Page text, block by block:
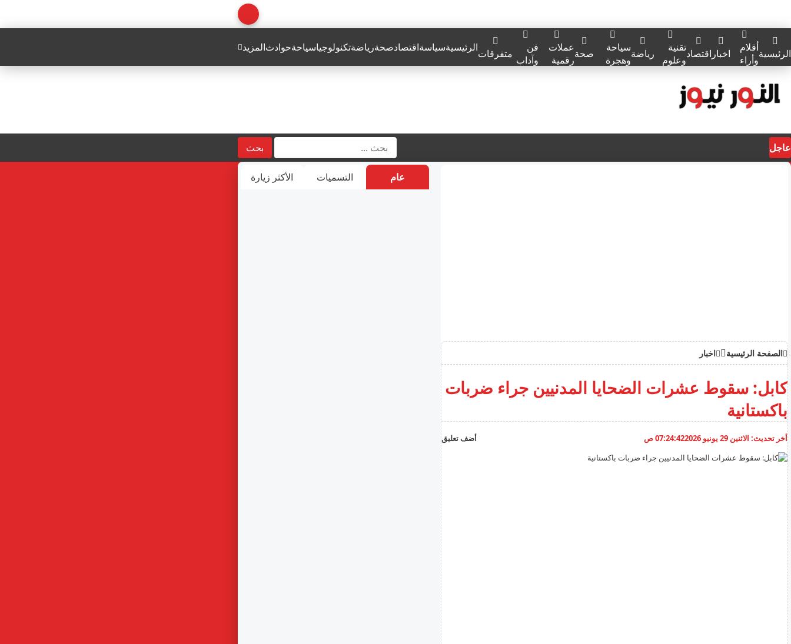
الرئيسيةأقلام
وأراء
اخبار اقتصادتقنية
وعلوم
رياضةسياحة
وهجرة
صحةعملات
رقمية
فن
وآداب متفرقاتالرئيسيةسياسةاقتصادصحةرياضةتكنولوجياسياحةحوادثالمزيد
عاجل بحث
الصفحة الرئيسية اخبار
كابل: سقوط عشرات الضحايا المدنيين جراء ضربات
باكستانية
أخر تحديث: الاثنين 29 يونيو 2026 07:24:42 ص أضف تعليق
عام التسميات الأكثر زيارة